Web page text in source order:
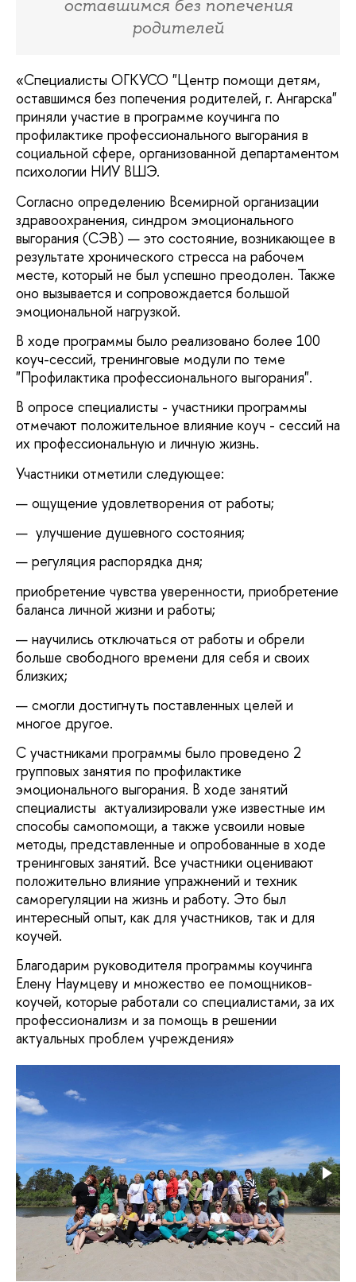
оставшимся без попечения
родителей
«Специалисты ОГКУСО "Центр помощи детям,
оставшимся без попечения родителей, г. Ангарска"
приняли участие в программе коучинга по
профилактике профессионального выгорания в
социальной сфере, организованной департаментом
психологии НИУ ВШЭ.
Согласно определению Всемирной организации
здравоохранения, синдром эмоционального
выгорания (СЭВ) — это состояние, возникающее в
результате хронического стресса на рабочем
месте, который не был успешно преодолен. Также
оно вызывается и сопровождается большой
эмоциональной нагрузкой.
В ходе программы было реализовано более 100
коуч-сессий, тренинговые модули по теме
"Профилактика профессионального выгорания".
В опросе специалисты - участники программы
отмечают положительное влияние коуч - сессий на
их профессиональную и личную жизнь.
Участники отметили следующее:
ощущение удовлетворения от работы;
улучшение душевного состояния;
регуляция распорядка дня;
приобретение чувства уверенности, приобретение
баланса личной жизни и работы;
научились отключаться от работы и обрели
больше свободного времени для себя и своих
близких;
смогли достигнуть поставленных целей и
многое другое.
С участниками программы было проведено 2
групповых занятия по профилактике
эмоционального выгорания. В ходе занятий
специалисты актуализировали уже известные им
способы самопомощи, а также усвоили новые
методы, представленные и опробованные в ходе
тренинговых занятий. Все участники оценивают
положительно влияние упражнений и техник
саморегуляции на жизнь и работу. Это был
интересный опыт, как для участников, так и для
коучей.
Благодарим руководителя программы коучинга
Елену Наумцеву и множество ее помощников-
коучей, которые работали со специалистами, за их
профессионализм и за помощь в решении
актуальных проблем учреждения»